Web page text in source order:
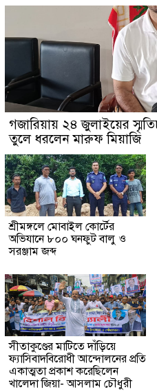
গজারিয়ায় ২৪ জুলাইয়ের
তুলে ধরলেন মারুফ মিয়াজি
শ্রীমঙ্গলে মোবাইল কোর্টের
অভিযানে ৮০০ ঘনফুট বালু ও
সরঞ্জাম জব্দ
সীতাকুণ্ডের মাটিতে দাঁড়িয়ে
ফ্যাসিবাদবিরোধী আন্দোলনের প্রতি
একাত্মতা প্রকাশ করেছিলেন
খালেদা জিয়া- আসলাম চৌধুরী